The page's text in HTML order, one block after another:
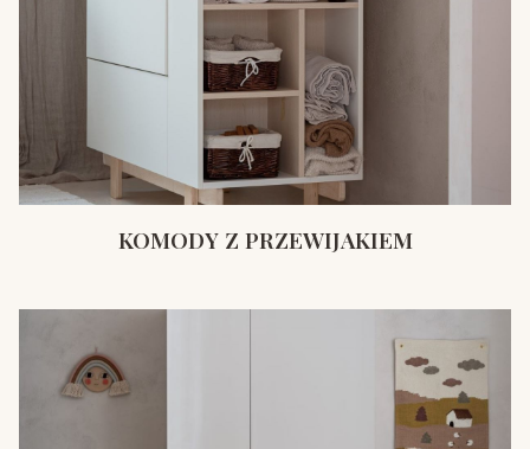
KOMODY Z PRZEWIJAKIEM